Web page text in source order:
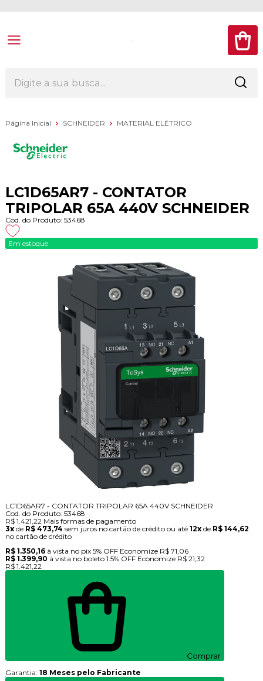
Página Inicial SCHNEIDER MATERIAL ELÉTRICO
LC1D65AR7 - CONTATOR
TRIPOLAR 65A 440V SCHNEIDER
Cod. do Produto: 53468
Em estoque
LC1D65AR7 - CONTATOR TRIPOLAR 65A 440V SCHNEIDER
Cod. do Produto: 53468
R$ 1.421,22 Mais formas de pagamento
3xde R$ 473,74 sem juros no cartão de crédito ou até 12xde R$ 144,62
no cartão de crédito
R$ 1.350,16 à vista no pix 5% OFF Economize R$ 71,06
R$ 1.399,90 à vista no boleto 1.5% OFF Economize R$ 21,32
R$ 1.421,22
Comprar
Garantia: 18 Meses pelo Fabricante